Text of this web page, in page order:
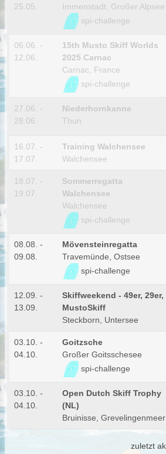
25.05.
Immenstadt, Großer Alpsee
spi-challenge
06.06. -
12.06.
15th Musto Skiff Worlds
2025 Carnac
Carnac, France
spi-challenge
27.06. -
28.06.
Niederhornkanne
Thun
16.07. -
17.07.
Training Walchensee
Walchensee
18.07. -
19.07.
Sommerregatta
Walchensee
Walchensee
spi-challenge
08.08. -
09.08.
Mövensteinregatta
Travemünde, Ostsee
spi-challenge
12.09. -
13.09.
Skiffweekend - 49er, 29er,
MustoSkiff
Steckborn, Untersee
03.10. -
04.10.
Goitzsche
Großer Goitsschesee
spi-challenge
03.10. -
04.10.
Open Dutch Skiff Trophy
(NL)
Bruinisse, Grevelingenmeer
zuletzt